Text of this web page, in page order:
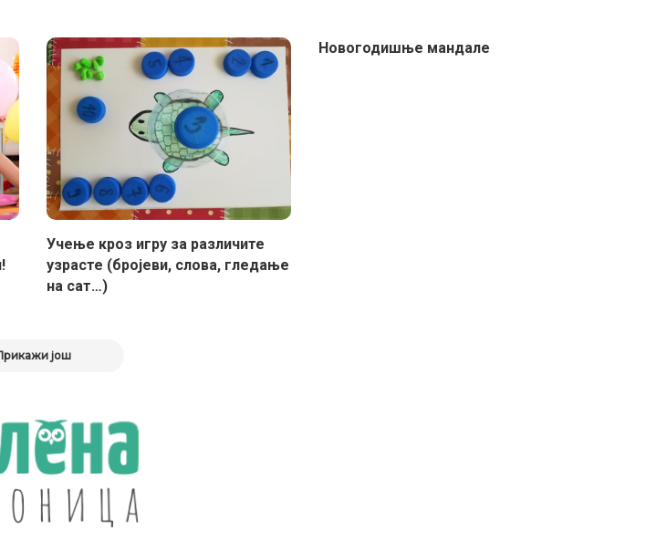
Учење кроз игру за различите
узрасте (бројеви, слова, гледање
на сат…)
Новогодишње мандале
још